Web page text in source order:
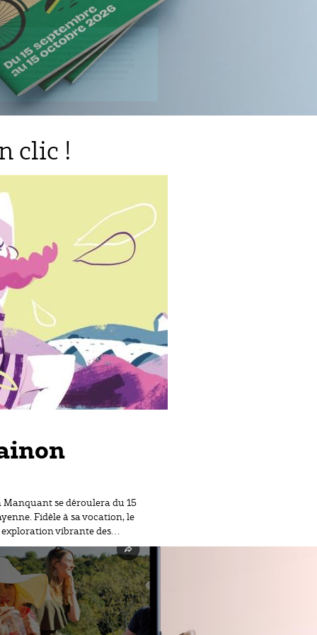
clic !
Manquant se déroulera du 15
Fidèle à sa vocation, le
vibrante des…